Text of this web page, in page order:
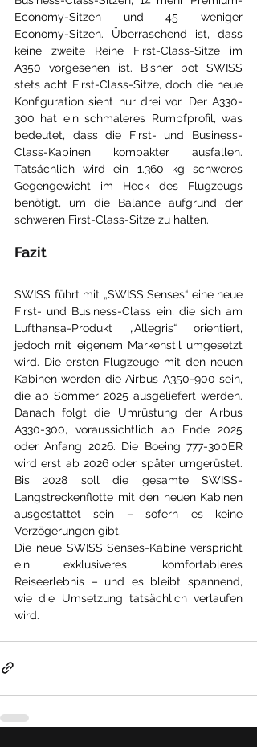
Economy-Sitzen und 45 weniger
Economy-Sitzen. Überraschend ist, dass
keine zweite Reihe First-Class-Sitze im
A350 vorgesehen ist. Bisher bot SWISS
stets acht First-Class-Sitze, doch die neue
Konfiguration sieht nur drei vor. Der A330-
300 hat ein schmaleres Rumpfprofil, was
bedeutet, dass die First- und Business-
Class-Kabinen kompakter ausfallen.
Tatsächlich wird ein 1.360 kg schweres
Gegengewicht im Heck des Flugzeugs
benötigt, um die Balance aufgrund der
schweren First-Class-Sitze zu halten.
Fazit
SWISS führt mit „SWISS Senses“ eine neue
First- und Business-Class ein, die sich am
Lufthansa-Produkt „Allegris“ orientiert,
jedoch mit eigenem Markenstil umgesetzt
wird. Die ersten Flugzeuge mit den neuen
Kabinen werden die Airbus A350-900 sein,
die ab Sommer 2025 ausgeliefert werden.
Danach folgt die Umrüstung der Airbus
A330-300, voraussichtlich ab Ende 2025
oder Anfang 2026. Die Boeing 777-300ER
wird erst ab 2026 oder später umgerüstet.
Bis 2028 soll die gesamte SWISS-
Langstreckenflotte mit den neuen Kabinen
ausgestattet sein – sofern es keine
Verzögerungen gibt.
Die neue SWISS Senses-Kabine verspricht
ein exklusiveres, komfortableres
Reiseerlebnis – und es bleibt spannend,
wie die Umsetzung tatsächlich verlaufen
wird.